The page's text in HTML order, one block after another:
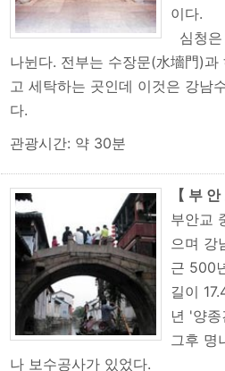
이다.
심청은
나뉜다. 전부는 수장문(水墻門)
고 세탁하는 곳인데 이것은 강남
다.
관광시간: 약 30분
【 부 안
부안교
으며 강
근 500
길이
년 '양
그후 명
나 보수공사가 있었다.